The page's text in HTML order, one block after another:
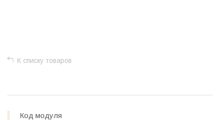
К списку товаров
Код модуля